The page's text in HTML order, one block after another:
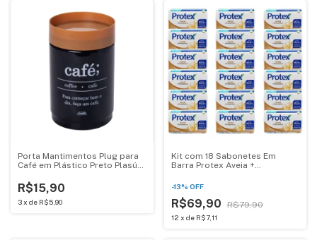
Porta Mantimentos Plug para
Café em Plástico Preto Plasútil
R$15,90
3x de R$5,90
Kit com 18 Sabonetes Em
Barra Protex Aveia +
-13% OFF
R$69,90 R$79,90
12 x de R$7,11